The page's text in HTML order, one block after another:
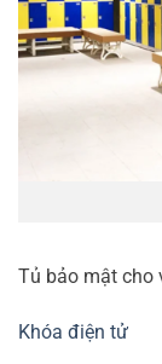
Tủ bảo mật cho
Khóa điện tử